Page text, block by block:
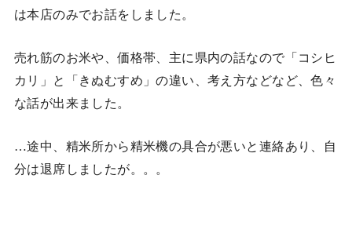
は本店のみでお話をしました。
売れ筋のお米や、価格帯、主に県内の話なので「コシヒ
カリ」と「きぬむすめ」の違い、考え方などなど、色々
な話が出来ました。
…途中、精米所から精米機の具合が悪いと連絡あり、自
分は退席しましたが。。。